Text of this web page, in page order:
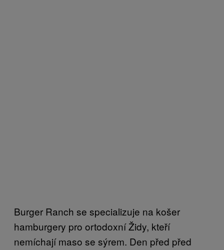
Burger Ranch se specializuje na košer
hamburgery pro ortodoxní Židy, kteří
nemíchají maso se sýrem. Den před před